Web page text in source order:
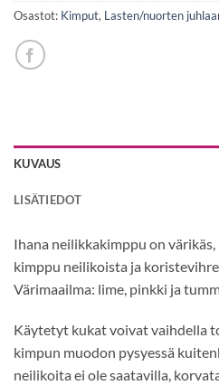
Osastot: Kimput, Lasten/nuorten
KUVAUS
LISÄTIEDOT
Ihana neilikkakimppu on
kimppu neilikoista ja
Värimaailma: lime, pinkki ja
Käytetyt kukat voivat vaihdella
kimpun muodon pysyessä
neilikoita ei ole saatavilla,